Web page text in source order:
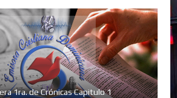
1ra. de Crónicas Capitulo 1